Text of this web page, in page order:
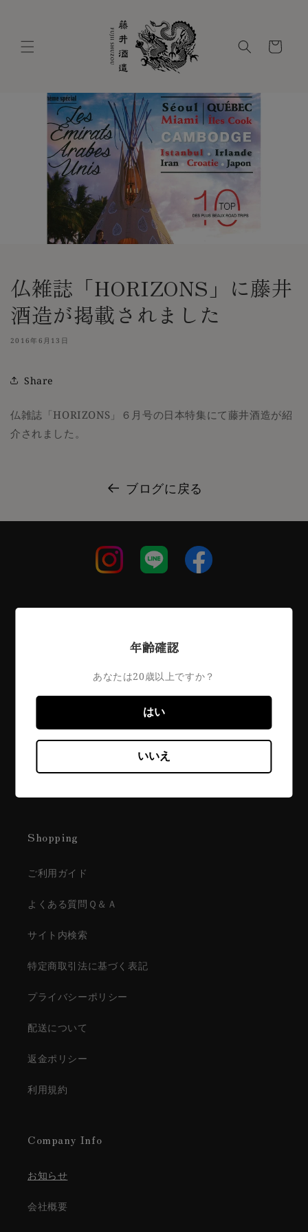
ー
仏雑誌「HORIZONS」に藤井
酒造が掲載されました
2016年6月13日
Share
仏雑誌「HORIZONS」６月号の日本特集にて藤井酒造が紹
介されました。
ブログに戻る
醸造理念
銘柄一覧
Shopping
ご利用ガイド
よくある質問Ｑ＆Ａ
サイト内検索
特定商取引法に基づく表記
プライバシーポリシー
配送について
返金ポリシー
利用規約
Company Info
お知らせ
会社概要
年齢確認
あなたは20歳以上ですか？
はい
いいえ